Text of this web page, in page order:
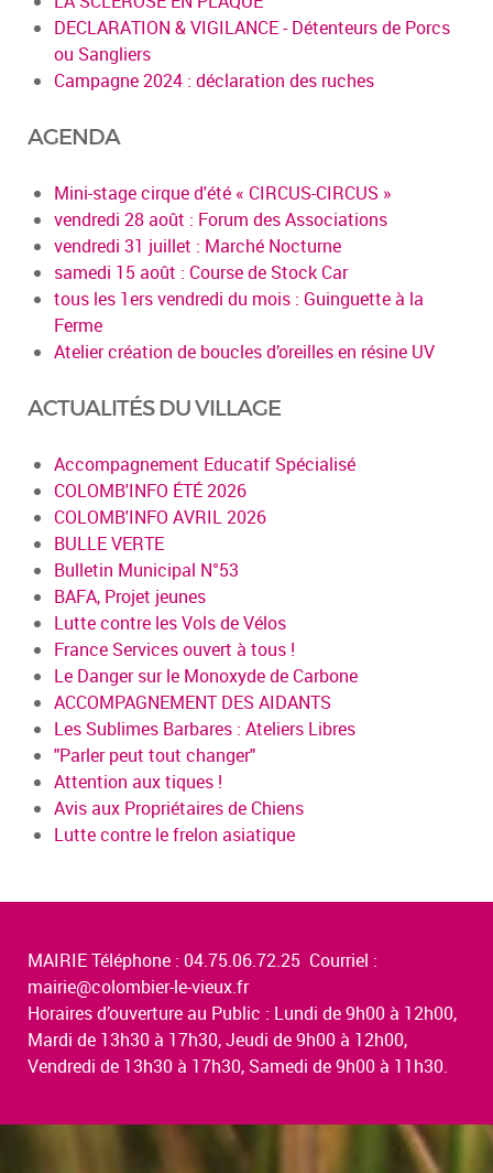
DECLARATION & VIGILANCE - Détenteurs de Porcs
ou Sangliers
Campagne 2024 : déclaration des ruches
AGENDA
Mini-stage cirque d'été « CIRCUS-CIRCUS »
vendredi 28 août : Forum des Associations
vendredi 31 juillet : Marché Nocturne
samedi 15 août : Course de Stock Car
tous les 1ers vendredi du mois : Guinguette à la
Ferme
Atelier création de boucles d’oreilles en résine UV
ACTUALITÉS DU VILLAGE
Accompagnement Educatif Spécialisé
COLOMB'INFO ÉTÉ 2026
COLOMB'INFO AVRIL 2026
BULLE VERTE
Bulletin Municipal N°53
BAFA, Projet jeunes
Lutte contre les Vols de Vélos
France Services ouvert à tous !
Le Danger sur le Monoxyde de Carbone
ACCOMPAGNEMENT DES AIDANTS
Les Sublimes Barbares : Ateliers Libres
"Parler peut tout changer"
Attention aux tiques !
Avis aux Propriétaires de Chiens
Lutte contre le frelon asiatique
MAIRIE Téléphone : 04.75.06.72.25 Courriel :
mairie@colombier-le-vieux.fr
Horaires d’ouverture au Public : Lundi de 9h00 à 12h00,
Mardi de 13h30 à 17h30, Jeudi de 9h00 à 12h00,
Vendredi de 13h30 à 17h30, Samedi de 9h00 à 11h30.